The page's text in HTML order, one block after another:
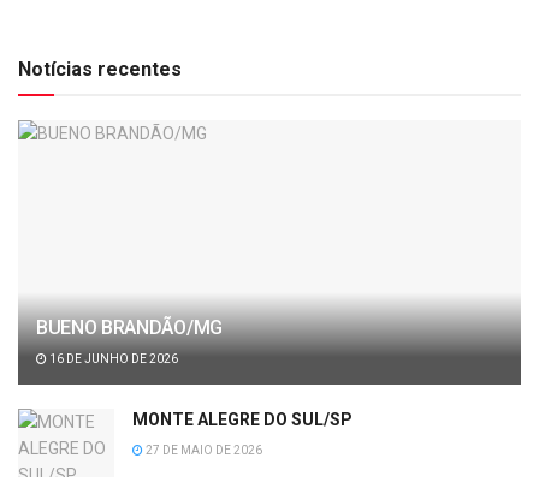
Notícias recentes
BUENO BRANDÃO/MG
16 DE JUNHO DE 2026
MONTE ALEGRE DO SUL/SP
27 DE MAIO DE 2026